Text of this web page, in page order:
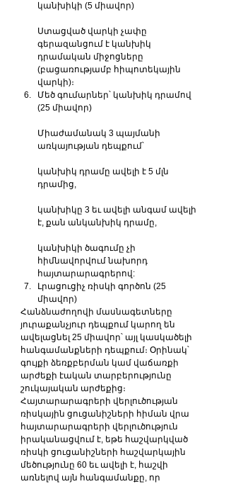
կանխիկի (5 միավոր)
Ստացված վարկի չափը
գերազանցում է կանխիկ
դրամական միջոցները
(բացառությամբ հիպոտեկային
վարկի)։
Մեծ գումարներ՝ կանխիկ դրամով
(25 միավոր)
Միաժամանակ 3 պայմանի
առկայության դեպքում՝
կանխիկ դրամը ավելի է 5 մլն
դրամից,
կանխիկը 3 եւ ավելի անգամ ավելի
է, քան անկանխիկ դրամը,
կանխիկի ծագումը չի
հիմնավորվում նախորդ
հայտարարագրերով:
Լրացուցիչ ռիսկի գործոն (25
միավոր)
Հանձնաժողովի մասնագետները
յուրաքանչյուր դեպքում կարող են
ավելացնել 25 միավոր՝ այլ կասկածելի
հանգամանքների դեպքում։ Օրինակ՝
գույքի ձեռքբերման կամ վաճառքի
արժեքի էական տարբերությունը
շուկայական արժեքից։
Հայտարարագրերի վերլուծության
ռիսկային ցուցանիշների հիման վրա
հայտարարագրերի վերլուծություն
իրականացվում է, եթե հաշվարկված
ռիսկի ցուցանիշների հաշվարկային
մեծությունը 60 եւ ավելի է, հաշվի
առնելով այն հանգամանքը, որ